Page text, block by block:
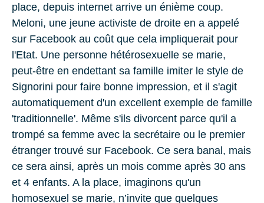
place, depuis internet arrive un énième coup.
Meloni, une jeune activiste de droite en a appelé
sur Facebook au coût que cela impliquerait pour
l'Etat. Une personne hétérosexuelle se marie,
peut-être en endettant sa famille imiter le style de
Signorini pour faire bonne impression, et il s'agit
automatiquement d'un excellent exemple de famille
'traditionnelle'. Même s'ils divorcent parce qu'il a
trompé sa femme avec la secrétaire ou le premier
étranger trouvé sur Facebook. Ce sera banal, mais
ce sera ainsi, après un mois comme après 30 ans
et 4 enfants. A la place, imaginons qu'un
homosexuel se marie, n’invite que quelques